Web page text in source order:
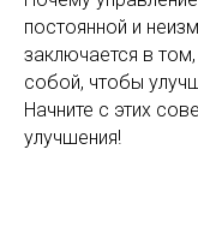
постоянной и
заключается в
собой, чтобы
Начните с этих
улучшения!